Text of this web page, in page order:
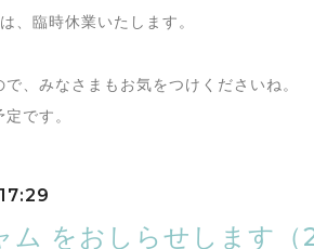
、臨時休業いたします。
、みなさまもお気をつけくださいね。
です。
ム をおしらせします（